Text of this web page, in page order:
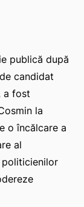
publică după
candidat
a fost
la
o încălcare a
al